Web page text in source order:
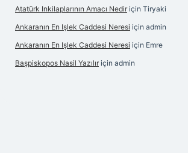
Atatürk Inkilaplarının Amacı Nedir için Tiryaki
Ankaranın En Işlek Caddesi Neresi için admin
Ankaranın En Işlek Caddesi Neresi için Emre
Başpiskopos Nasil Yazılır için admin